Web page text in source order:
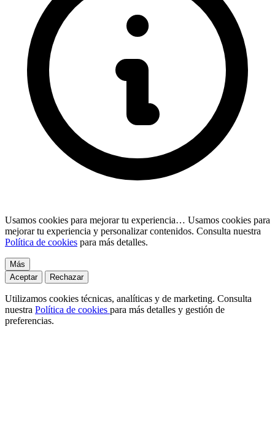
Usamos cookies para mejorar tu experiencia… Usamos cookies para
mejorar tu experiencia y personalizar contenidos. Consulta nuestra
Política de cookies para más detalles.
Más
Aceptar
Rechazar
Utilizamos cookies técnicas, analíticas y de marketing. Consulta
nuestra Política de cookies para más detalles y gestión de
preferencias.